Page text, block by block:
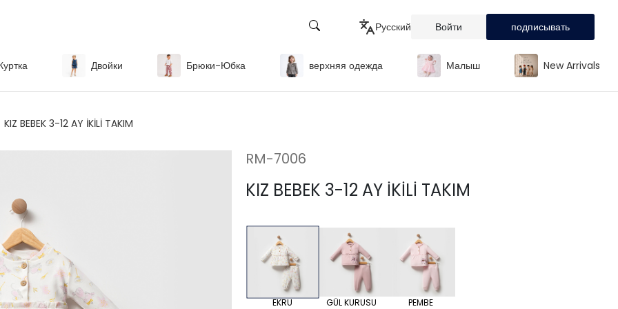
Русский Войти подписывать
Двойки Брюки-Юбка верхняя одежда Малыш New Arrivals
KIZ BEBEK 3-12 AY İKİLİ TAKIM
RM-7006
KIZ BEBEK 3-12 AY İKİLİ TAKIM
EKRU GÜL KURUSU PEMBE